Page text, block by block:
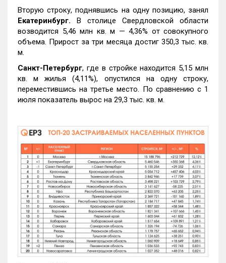
Вторую строку, поднявшись на одну позицию, занял
Екатеринбург. В столице Свердловской области
возводится 5,46 млн кв. м — 4,36% от совокупного
объема. Прирост за три месяца достиг 350,3 тыс. кв.
м.
Санкт-Петербург, где в стройке находится 5,15 млн
кв. м жилья (4,11%), опустился на одну строку,
переместившись на третье место. По сравнению с 1
июля показатель вырос на 29,3 тыс. кв. м.